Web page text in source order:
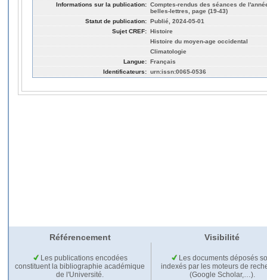
Informations sur la publication: Comptes-rendus des séances de
belles-lettres, page (19-43)
Statut de publication: Publié, 2024-05-01
Sujet CREF: Histoire
Histoire du moyen-age occidental
Climatologie
Langue: Français
Identificateurs: urn:issn:0065-0536
Référencement Visibilité
Les publications encodées
constituent la bibliographie académique
de l'Université.
Les documents déposés
indexés par les moteurs de
(Google Scholar,…).